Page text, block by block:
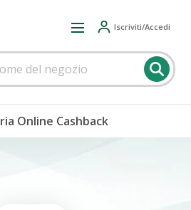
Iscriviti/Accedi
Online Cashback